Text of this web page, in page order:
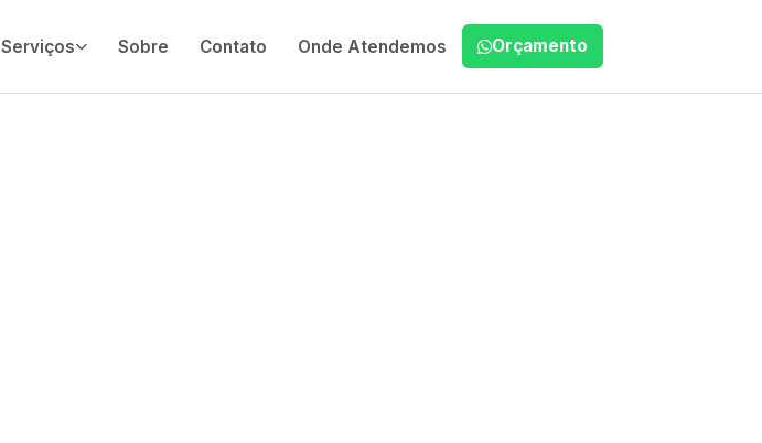
Serviços Sobre Contato Onde Atendemos Orçamento